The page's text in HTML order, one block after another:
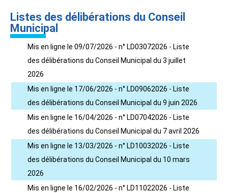
Listes des délibérations du Conseil
Municipal
Mis en ligne le 09/07/2026 - n° LD03072026 - Liste
des délibérations du Conseil Municipal du 3 juillet
2026
Mis en ligne le 17/06/2026 - n° LD09062026 - Liste
des délibérations du Conseil Municipal du 9 juin 2026
Mis en ligne le 16/04/2026 - n° LD07042026 - Liste
des délibérations du Conseil Municipal du 7 avril 2026
Mis en ligne le 13/03/2026 - n° LD10032026 - Liste
des délibérations du Conseil Municipal du 10 mars
2026
Mis en ligne le 16/02/2026 - n° LD11022026 - Liste